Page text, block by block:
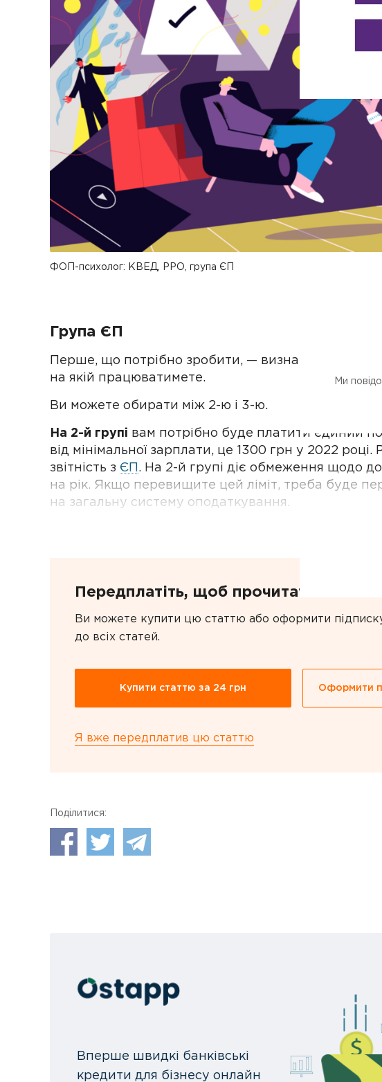
ФОП-психолог: КВЕД, РРО, група ЄП
Група ЄП
Перше, що потрібно зробити, — визначитися з
на якій працюватимете.
Ви можете обирати між 2-ю і 3-ю.
На 2-й групі вам потрібно буде платити єдиний
від мінімальної зарплати, це 1300 грн у 2022 році.
звітність з ЄП. На 2-й групі діє обмеження щодо
на рік. Якщо перевищите цей ліміт, треба буде
на загальну систему оподаткування.
Передплатіть, щоб прочитати
Ви можете купити цю статтю або оформити
до всіх статей.
Купити статтю за 24 грн Оформити
Я вже передплатив цю статтю
Поділитися:
Вперше швидкі банківські
кредити для бізнесу онлайн
Ми